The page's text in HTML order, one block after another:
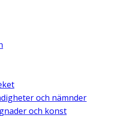
och nämnder
och konst